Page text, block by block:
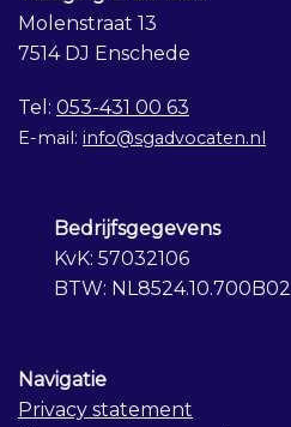
Molenstraat 13
7514 DJ Enschede
Tel: 053-431 00 63
E-mail: info@sgadvocaten.nl
Bedrijfsgegevens
KvK: 57032106
BTW: NL8524.10.700B02
Navigatie
Privacy statement